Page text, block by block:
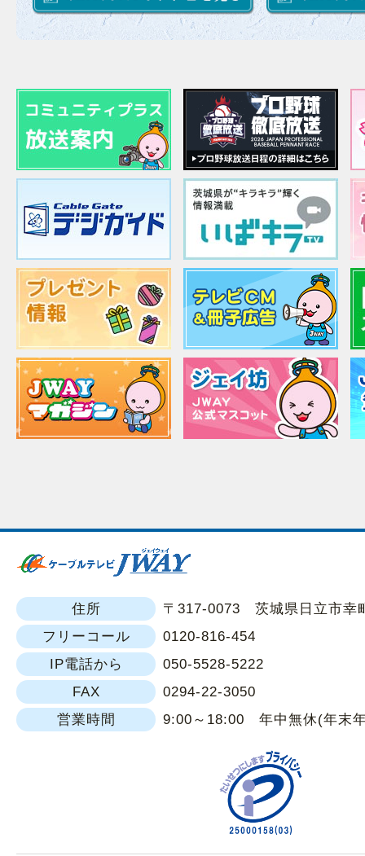
住所
〒317-0073 茨城県日立市幸
フリーコール
0120-816-454
IP電話から
050-5528-5222
FAX
0294-22-3050
営業時間
9:00～18:00 年中無休(年末